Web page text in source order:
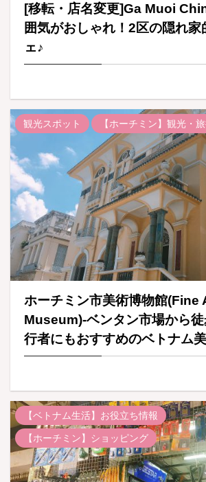
[移転・店名変更]Ga Muoi
囲気がおしゃれ！2区の隠れ家
ェ♪
観光スポット 【ホーチミン】観光・
ホーチミン市美術博物館(Fine
Museum)-ベンタン市場から
行者にもおすすめのベトナム
【ベトナム生活】お役立ち情報
【ホーチミン】ショッピング